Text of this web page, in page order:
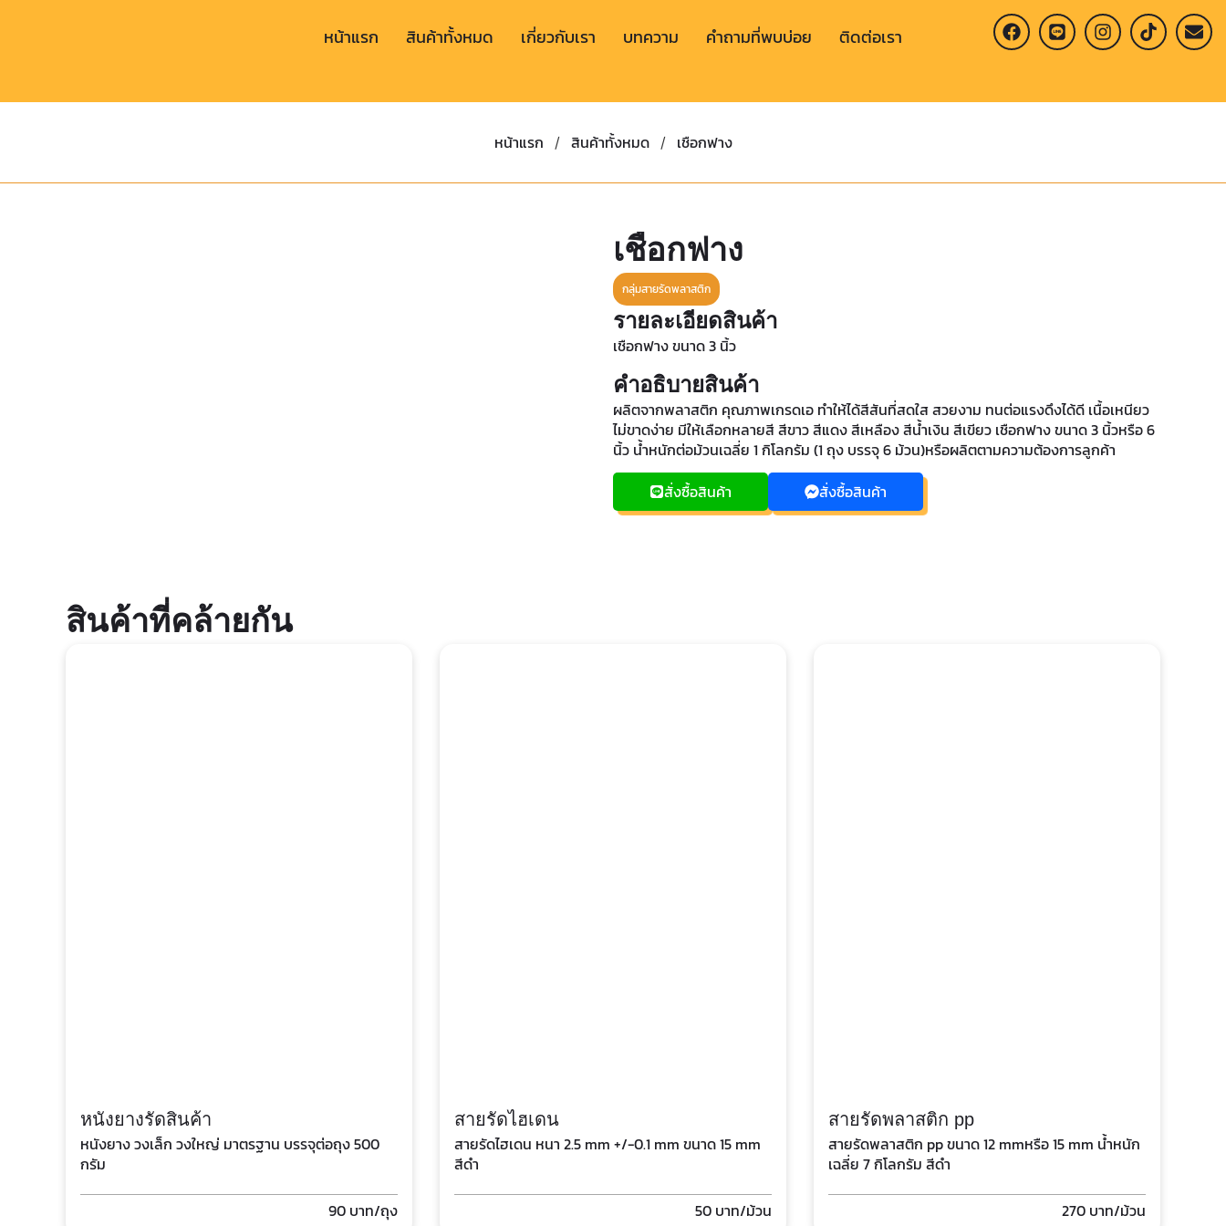
หน้าแรก สินค้าทั้งหมด เกี่ยวกับเรา บทความ คำถามที่พบบ่อย ติดต่อเรา
หน้าแรก / สินค้าทั้งหมด / เชือกฟาง
เชือกฟาง
กลุ่มสายรัดพลาสติก
รายละเอียดสินค้า
เชือกฟาง ขนาด 3 นิ้ว
คำอธิบายสินค้า
ผลิตจากพลาสติก คุณภาพเกรดเอ ทำให้ได้สีสันที่สดใส สวยงาม ทนต่อแรงดึงได้ดี เนื้อเหนียว
ไม่ขาดง่าย มีให้เลือกหลายสี สีขาว สีแดง สีเหลือง สีน้ำเงิน สีเขียว เชือกฟาง ขนาด 3 นิ้วหรือ 6
นิ้ว น้ำหนักต่อม้วนเฉลี่ย 1 กิโลกรัม (1 ถุง บรรจุ 6 ม้วน)หรือผลิตตามความต้องการลูกค้า
สั่งซื้อสินค้า
สั่งซื้อสินค้า
สินค้าที่คล้ายกัน
หนังยางรัดสินค้า
หนังยาง วงเล็ก วงใหญ่ มาตรฐาน บรรจุต่อถุง 500
กรัม
90 บาท/ถุง
สายรัดไฮเดน
สายรัดไฮเดน หนา 2.5 mm +/-0.1 mm ขนาด 15 mm
สีดำ
50 บาท/ม้วน
สายรัดพลาสติก pp
สายรัดพลาสติก pp ขนาด 12 mmหรือ 15 mm น้ำหนัก
เฉลี่ย 7 กิโลกรัม สีดำ
270 บาท/ม้วน